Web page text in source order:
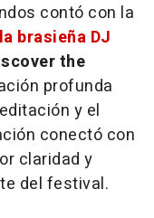
contó con la
brasieña DJ
the
profunda
y el
conectó con
claridad y
del festival.